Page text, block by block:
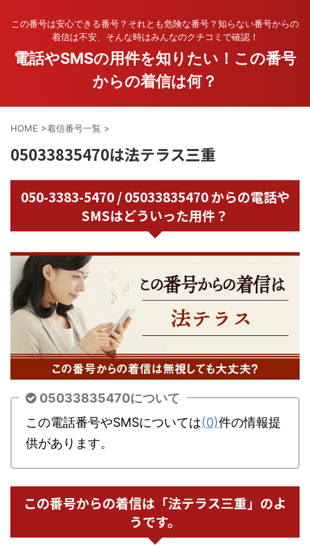
この番号は安心できる番号？それとも危険な番号？知らない番号からの
着信は不安、そんな時はみんなのクチコミで確認！
電話やSMSの用件を知りたい！この番号
からの着信は何？
HOME >着信番号一覧 >
05033835470は法テラス三重
050-3383-5470 / 05033835470 からの電話や
SMSはどういった用件？
05033835470について
この電話番号やSMSについては(0)件の情報提
供があります。
この番号からの着信は「法テラス三重」のよ
うです。